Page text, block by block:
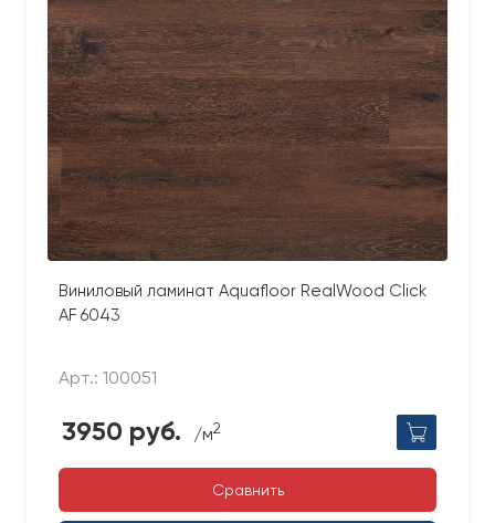
Виниловый ламинат Aquafloor RealWood Click
AF 6043
Арт.: 100051
3950 руб. /м2
Сравнить